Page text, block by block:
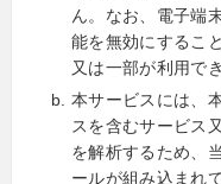
ん。なお、電子端
能を無効にするこ
又は一部が利用で
本サービスには、
スを含むサービス
を解析するため、
ールが組み込まれ